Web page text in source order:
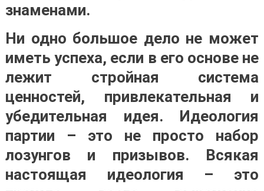
знаменами.
Ни одно большое дело не может
иметь успеха, если в его основе не
лежит стройная система
ценностей, привлекательная и
убедительная идея. Идеология
партии – это не просто набор
лозунгов и призывов. Всякая
настоящая идеология – это